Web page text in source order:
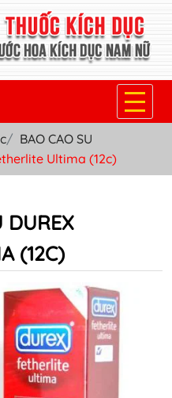
BAO CAO SU
Ultima (12c)
DUREX
(12C)